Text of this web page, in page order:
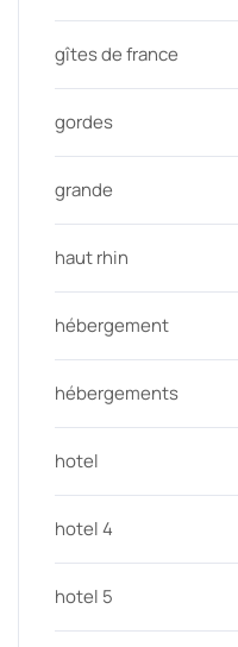
gîtes de france
gordes
grande
haut rhin
hébergement
hébergements
hotel
hotel 4
hotel 5